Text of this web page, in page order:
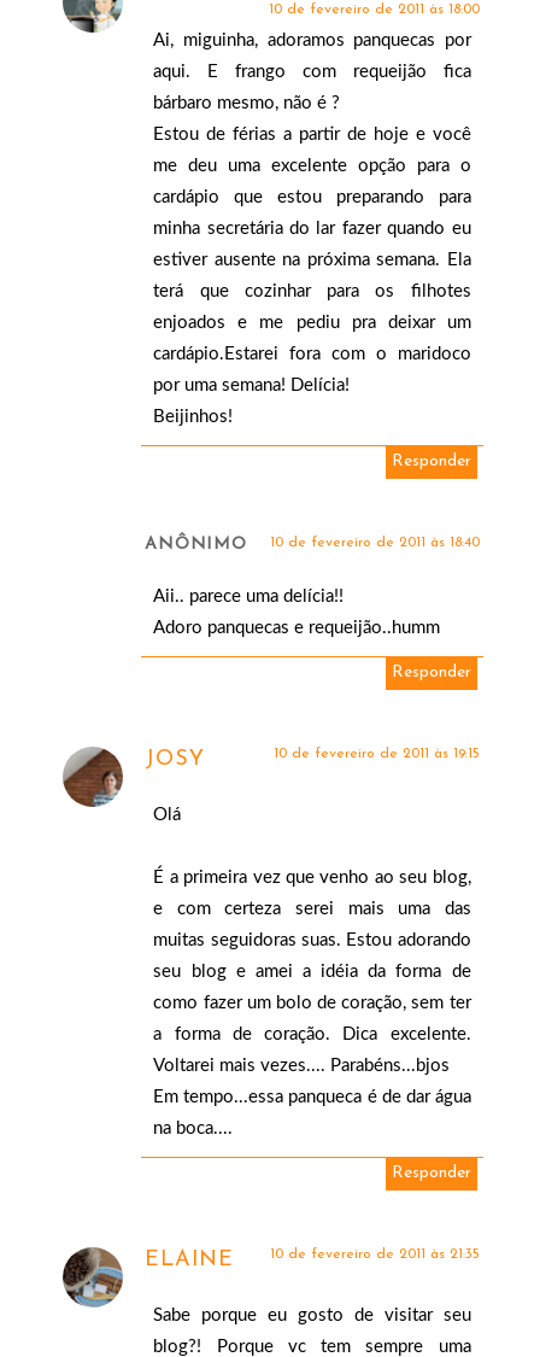
10 de fevereiro de 2011 às 18:00
Ai, miguinha, adoramos panquecas por
aqui. E frango com requeijão fica
bárbaro mesmo, não é ?
Estou de férias a partir de hoje e você
me deu uma excelente opção para o
cardápio que estou preparando para
minha secretária do lar fazer quando eu
estiver ausente na próxima semana. Ela
terá que cozinhar para os filhotes
enjoados e me pediu pra deixar um
cardápio.Estarei fora com o maridoco
por uma semana! Delícia!
Beijinhos!
Responder
ANÔNIMO 10 de fevereiro de 2011 às 18:40
Aii.. parece uma delícia!!
Adoro panquecas e requeijão..humm
Responder
JOSY 10 de fevereiro de 2011 às 19:15
Olá
É a primeira vez que venho ao seu blog,
e com certeza serei mais uma das
muitas seguidoras suas. Estou adorando
seu blog e amei a idéia da forma de
como fazer um bolo de coração, sem ter
a forma de coração. Dica excelente.
Voltarei mais vezes.... Parabéns...bjos
Em tempo...essa panqueca é de dar água
na boca....
Responder
ELAINE 10 de fevereiro de 2011 às 21:35
Sabe porque eu gosto de visitar seu
blog?! Porque vc tem sempre uma